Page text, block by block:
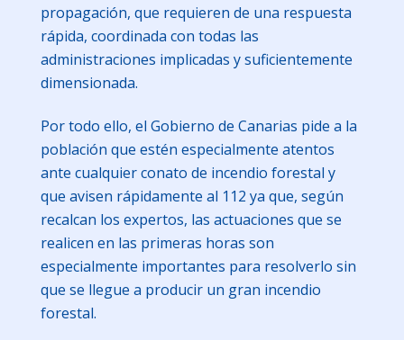
propagación, que requieren de una respuesta
rápida, coordinada con todas las
administraciones implicadas y suficientemente
dimensionada.
Por todo ello, el Gobierno de Canarias pide a la
población que estén especialmente atentos
ante cualquier conato de incendio forestal y
que avisen rápidamente al 112 ya que, según
recalcan los expertos, las actuaciones que se
realicen en las primeras horas son
especialmente importantes para resolverlo sin
que se llegue a producir un gran incendio
forestal.